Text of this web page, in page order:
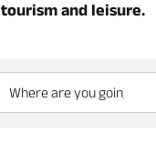
tourism and leisure.